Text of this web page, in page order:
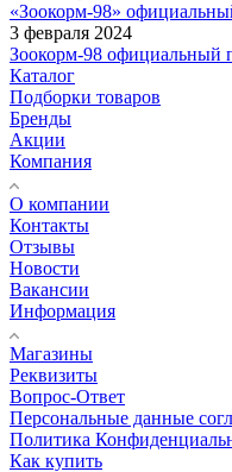
«Зоокорм-98»
3 февраля 2024
Зоокорм-98 официальный
Каталог
Подборки товаров
Бренды
Акции
Компания
О компании
Контакты
Отзывы
Новости
Вакансии
Информация
Магазины
Реквизиты
Вопрос-Ответ
Персональные данные
Политика
Как купить